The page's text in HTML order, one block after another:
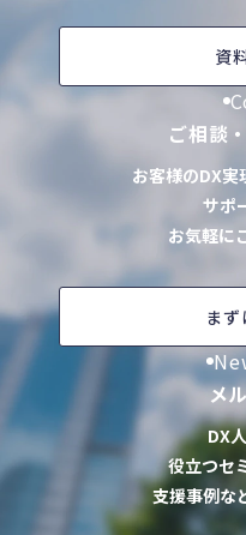
資
ご相談
お客様のDX実
サポ
お気軽に
ま
メ
DX
役立つセ
支援事例な